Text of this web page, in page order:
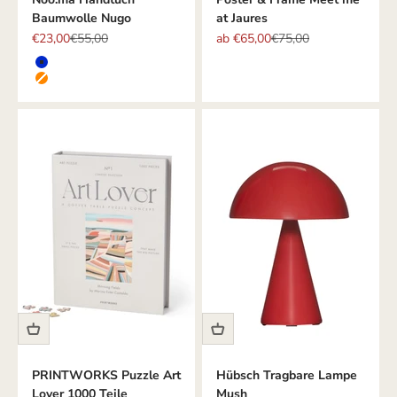
Baumwolle Nugo
Angebot
€23,00Regulärer Preis
€55,00
Farbe
BLAU
ORANGE
at Jaures
Angebot
ab €65,00Regulärer Preis
€75,00
PRINTWORKS Puzzle Art
Hübsch Tragbare Lampe